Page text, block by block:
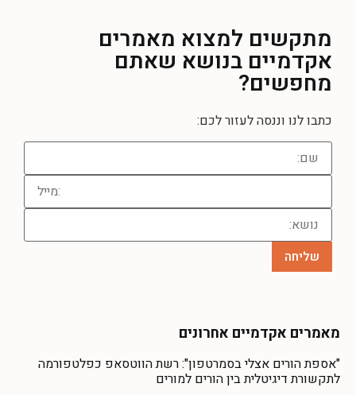
מתקשים למצוא מאמרים
אקדמיים בנושא שאתם
מחפשים?
כתבו לנו וננסה לעזור לכם:
מאמרים אקדמיים אחרונים
"אספת הורים אצלי בסמרטפון": רשת הווטסאפ כפלטפורמה
לתקשורת דיגיטלית בין הורים למורים